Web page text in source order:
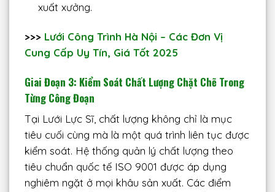
xuất xưởng.
>>> Lưới Công Trình Hà Nội – Các Đơn Vị
Cung Cấp Uy Tín, Giá Tốt 2025
Giai Đoạn 3: Kiểm Soát Chất Lượng Chặt Chẽ Trong
Từng Công Đoạn
Tại Lưới Lực Sĩ, chất lượng không chỉ là mục
tiêu cuối cùng mà là một quá trình liên tục được
kiểm soát. Hệ thống quản lý chất lượng theo
tiêu chuẩn quốc tế ISO 9001 được áp dụng
nghiêm ngặt ở mọi khâu sản xuất. Các điểm